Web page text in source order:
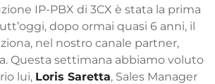
IP-PBX di 3CX è stata la prima
dopo ormai quasi 6 anni, il
nel nostro canale partner,
Questa settimana abbiamo voluto
lui, Loris Saretta, Sales Manager